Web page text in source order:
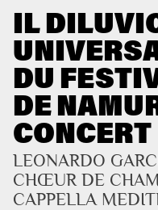
IL
DU
DE
CONCERT
LEONARDO
CHŒUR DE
CAPPELLA